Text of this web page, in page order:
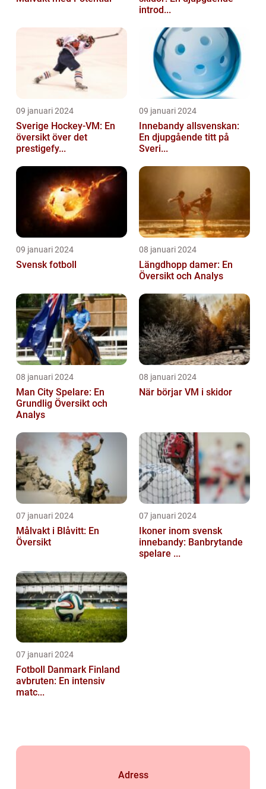
introd...
09 januari 2024
Sverige Hockey-VM: En
översikt över det
prestigefy...
09 januari 2024
Innebandy allsvenskan:
En djupgående titt på
Sveri...
09 januari 2024
Svensk fotboll
08 januari 2024
Längdhopp damer: En
Översikt och Analys
08 januari 2024
Man City Spelare: En
Grundlig Översikt och
Analys
08 januari 2024
När börjar VM i skidor
07 januari 2024
Målvakt i Blåvitt: En
Översikt
07 januari 2024
Ikoner inom svensk
innebandy: Banbrytande
spelare ...
07 januari 2024
Fotboll Danmark Finland
avbruten: En intensiv
matc...
Adress